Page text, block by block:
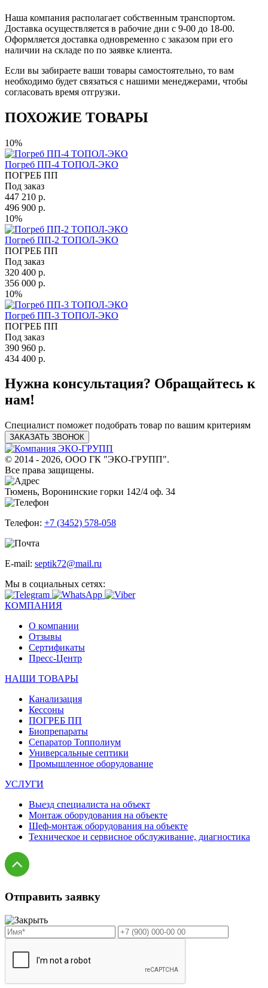
Наша компания располагает собственным транспортом.
Доставка осуществляется в рабочие дни с 9-00 до 18-00.
Оформляется доставка одновременно с заказом при его
наличии на складе по по заявке клиента.
Если вы забираете ваши товары самостоятельно, то вам
необходимо будет связаться с нашими менеджерами, чтобы
согласовать время отгрузки.
ПОХОЖИЕ ТОВАРЫ
10%
Погреб ПП-4 ТОПОЛ-ЭКО
ПОГРЕБ ПП
Под заказ
447 210 р.
496 900 р.
10%
Погреб ПП-2 ТОПОЛ-ЭКО
ПОГРЕБ ПП
Под заказ
320 400 р.
356 000 р.
10%
Погреб ПП-3 ТОПОЛ-ЭКО
ПОГРЕБ ПП
Под заказ
390 960 р.
434 400 р.
Нужна консультация? Обращайтесь к
нам!
Специалист поможет подобрать товар по вашим критериям
ЗАКАЗАТЬ ЗВОНОК
© 2014 - 2026, ООО ГК "ЭКО-ГРУПП".
Все права защищены.
Тюмень, Воронинские горки 142/4 оф. 34
Телефон: +7 (3452) 578-058
E-mail: septik72@mail.ru
Мы в социальных сетях:
КОМПАНИЯ
О компании
Отзывы
Сертификаты
Пресс-Центр
НАШИ ТОВАРЫ
Канализация
Кессоны
ПОГРЕБ ПП
Биопрепараты
Сепаратор Топполиум
Универсальные септики
Промышленное оборудование
УСЛУГИ
Выезд специалиста на объект
Монтаж оборудования на объекте
Шеф-монтаж оборудования на объекте
Техническое и сервисное обслуживание, диагностика
Отправить заявку